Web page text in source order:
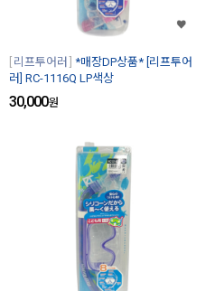
리프투어러
*매장DP상품* [리프투어
러] RC-1116Q LP색상
30,000원